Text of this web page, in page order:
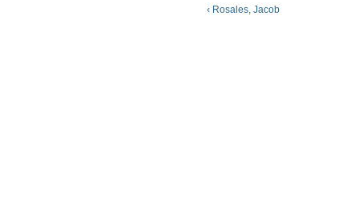
‹ Rosales, Jacob